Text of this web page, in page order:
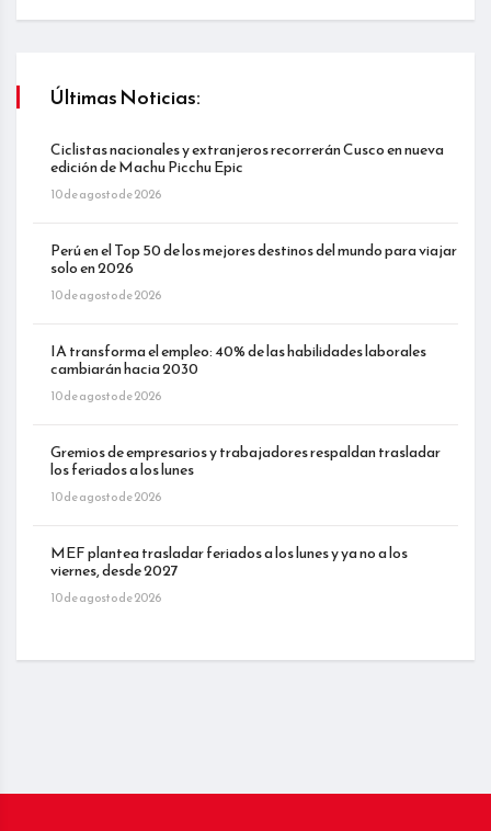
Últimas Noticias:
Ciclistas nacionales y extranjeros recorrerán Cusco en nueva
edición de Machu Picchu Epic
10 de agosto de 2026
Perú en el Top 50 de los mejores destinos del mundo para viajar
solo en 2026
10 de agosto de 2026
IA transforma el empleo: 40% de las habilidades laborales
cambiarán hacia 2030
10 de agosto de 2026
Gremios de empresarios y trabajadores respaldan trasladar
los feriados a los lunes
10 de agosto de 2026
MEF plantea trasladar feriados a los lunes y ya no a los
viernes, desde 2027
10 de agosto de 2026